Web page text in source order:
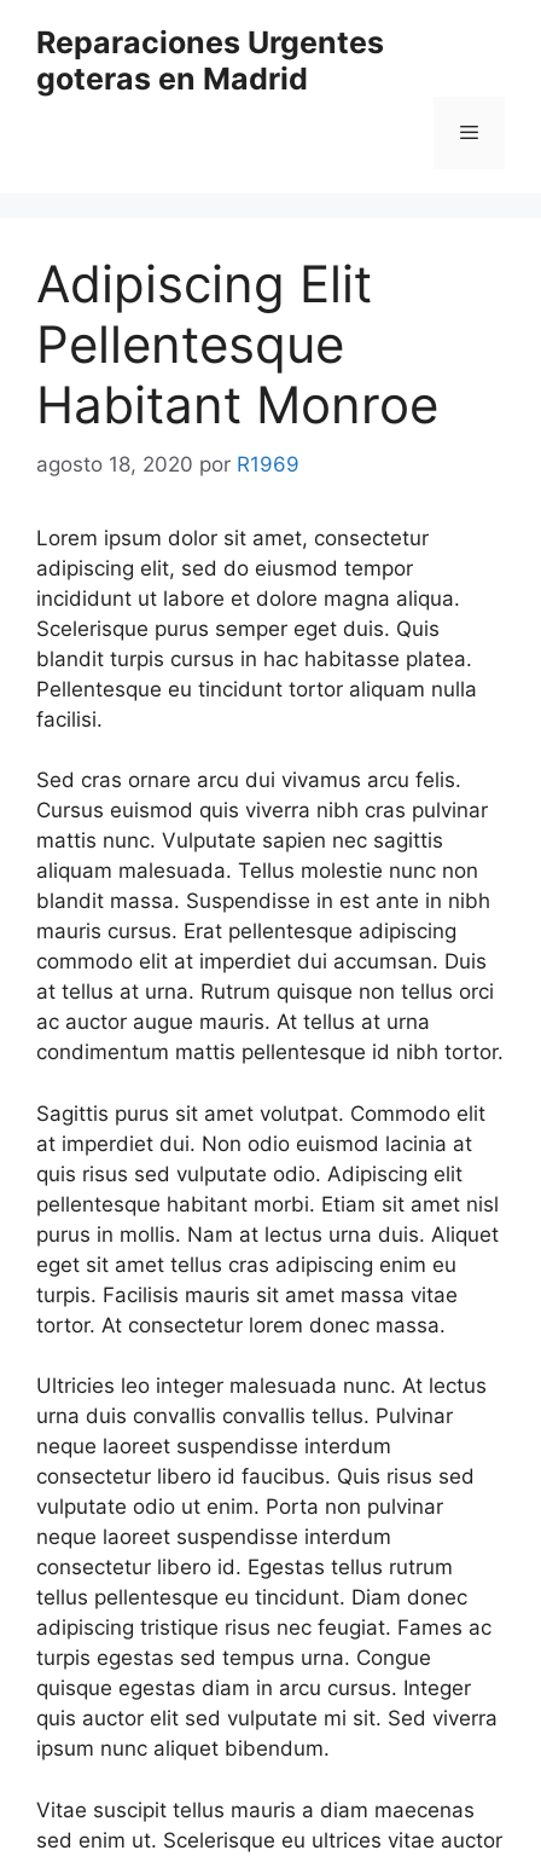
contenido
Reparaciones Urgentes
goteras en Madrid
Adipiscing Elit
Pellentesque
Habitant Monroe
agosto 18, 2020 por R1969
Lorem ipsum dolor sit amet, consectetur
adipiscing elit, sed do eiusmod tempor
incididunt ut labore et dolore magna aliqua.
Scelerisque purus semper eget duis. Quis
blandit turpis cursus in hac habitasse platea.
Pellentesque eu tincidunt tortor aliquam nulla
facilisi.
Sed cras ornare arcu dui vivamus arcu felis.
Cursus euismod quis viverra nibh cras pulvinar
mattis nunc. Vulputate sapien nec sagittis
aliquam malesuada. Tellus molestie nunc non
blandit massa. Suspendisse in est ante in nibh
mauris cursus. Erat pellentesque adipiscing
commodo elit at imperdiet dui accumsan. Duis
at tellus at urna. Rutrum quisque non tellus orci
ac auctor augue mauris. At tellus at urna
condimentum mattis pellentesque id nibh tortor.
Sagittis purus sit amet volutpat. Commodo elit
at imperdiet dui. Non odio euismod lacinia at
quis risus sed vulputate odio. Adipiscing elit
pellentesque habitant morbi. Etiam sit amet nisl
purus in mollis. Nam at lectus urna duis. Aliquet
eget sit amet tellus cras adipiscing enim eu
turpis. Facilisis mauris sit amet massa vitae
tortor. At consectetur lorem donec massa.
Ultricies leo integer malesuada nunc. At lectus
urna duis convallis convallis tellus. Pulvinar
neque laoreet suspendisse interdum
consectetur libero id faucibus. Quis risus sed
vulputate odio ut enim. Porta non pulvinar
neque laoreet suspendisse interdum
consectetur libero id. Egestas tellus rutrum
tellus pellentesque eu tincidunt. Diam donec
adipiscing tristique risus nec feugiat. Fames ac
turpis egestas sed tempus urna. Congue
quisque egestas diam in arcu cursus. Integer
quis auctor elit sed vulputate mi sit. Sed viverra
ipsum nunc aliquet bibendum.
Vitae suscipit tellus mauris a diam maecenas
sed enim ut. Scelerisque eu ultrices vitae auctor